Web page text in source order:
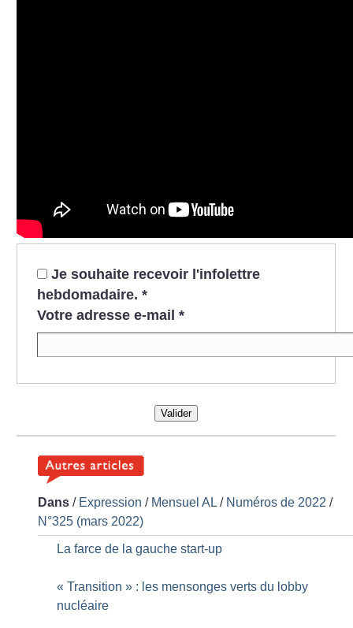
Je souhaite recevoir l'infolettre
hebdomadaire. *
Votre adresse e-mail *
Valider
Dans / Expression / Mensuel AL / Numéros de 2022 /
N°325 (mars 2022)
La farce de la gauche start-up
« Transition » : les mensonges verts du lobby
nucléaire